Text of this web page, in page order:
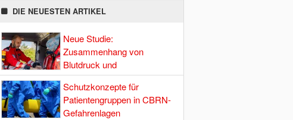
DIE NEUESTEN ARTIKEL
Neue Studie:
Zusammenhang von
Blutdruck und
Hirndurchblutung
Schutzkonzepte für
Patientengruppen in CBRN-
Gefahrenlagen